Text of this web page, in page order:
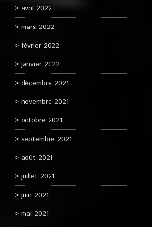
avril 2022
mars 2022
février 2022
janvier 2022
décembre 2021
novembre 2021
octobre 2021
septembre 2021
août 2021
juillet 2021
juin 2021
mai 2021